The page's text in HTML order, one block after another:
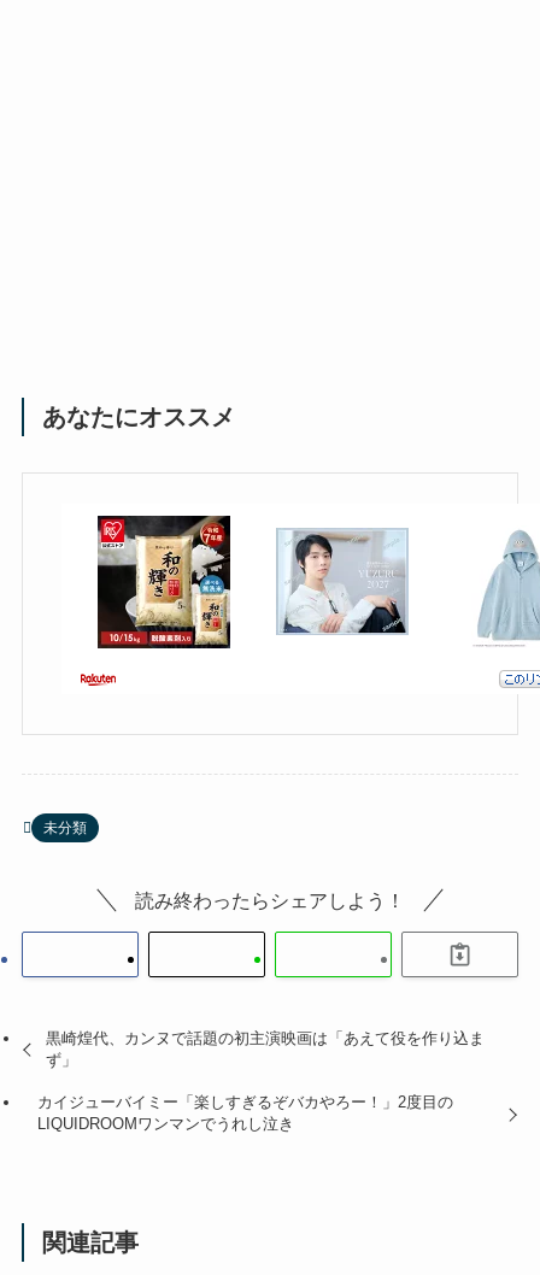
あなたにオススメ
未分類
読み終わったらシェアしよう！
黒崎煌代、カンヌで話題の初主演映画は「あえて役を作り込ま
ず」
カイジューバイミー「楽しすぎるぞバカやろー！」2度目の
LIQUIDROOMワンマンでうれし泣き
関連記事